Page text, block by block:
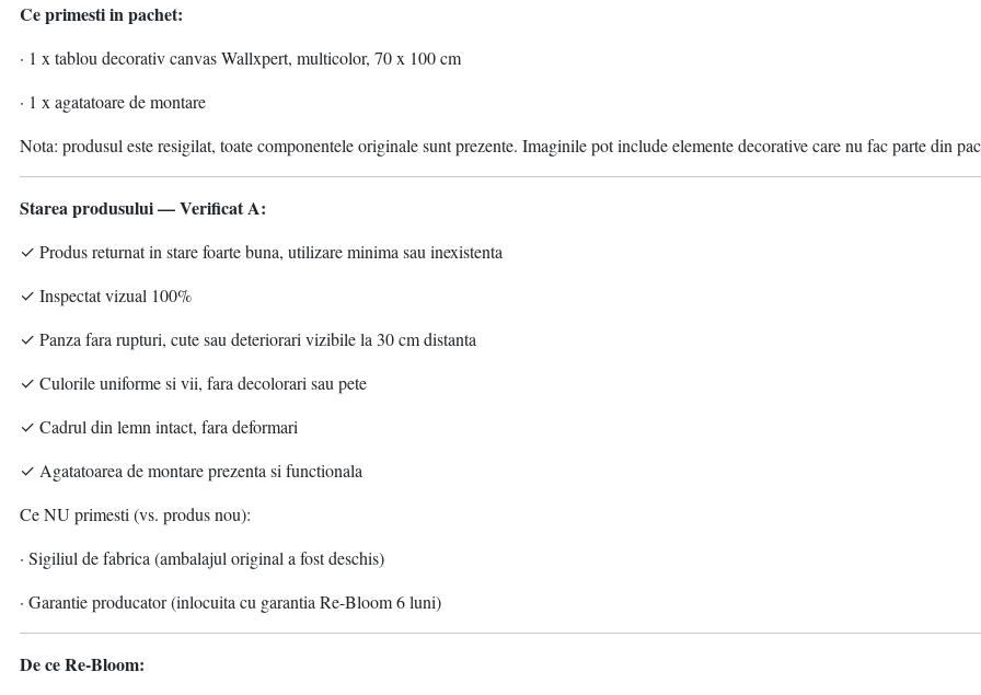
Ce primesti in pachet:
· 1 x tablou decorativ canvas Wallxpert, multicolor, 70 x 100 cm
· 1 x agatatoare de montare
Nota: produsul este resigilat, toate componentele originale sunt prezente. Imaginile pot include elemente decorative care nu fac parte din
Starea produsului — Verificat A:
✓ Produs returnat in stare foarte buna, utilizare minima sau inexistenta
✓ Inspectat vizual 100%
✓ Panza fara rupturi, cute sau deteriorari vizibile la 30 cm distanta
✓ Culorile uniforme si vii, fara decolorari sau pete
✓ Cadrul din lemn intact, fara deformari
✓ Agatatoarea de montare prezenta si functionala
Ce NU primesti (vs. produs nou):
· Sigiliul de fabrica (ambalajul original a fost deschis)
· Garantie producator (inlocuita cu garantia Re-Bloom 6 luni)
De ce Re-Bloom: